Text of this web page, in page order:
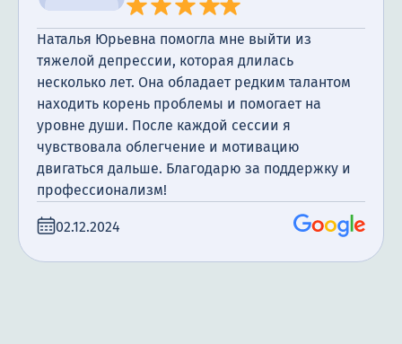
Наталья Юрьевна помогла мне выйти из
тяжелой депрессии, которая длилась
несколько лет. Она обладает редким талантом
находить корень проблемы и помогает на
уровне души. После каждой сессии я
чувствовала облегчение и мотивацию
двигаться дальше. Благодарю за поддержку и
профессионализм!
02.12.2024